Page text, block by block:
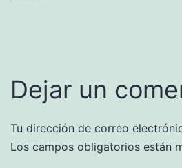
Dejar un
Tu dirección de correo
Los campos obligatorios están